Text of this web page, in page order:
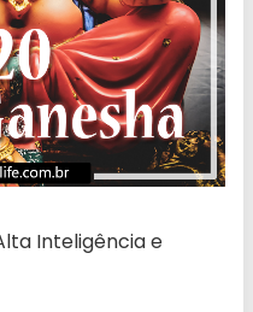
Inteligência e